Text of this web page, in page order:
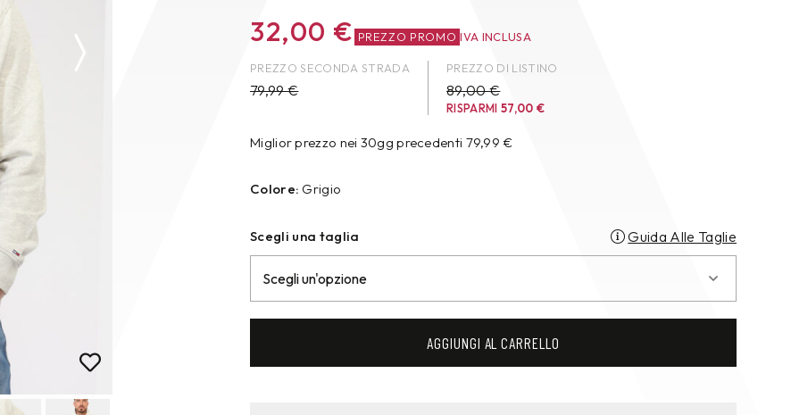
32,00 € PREZZO PROMO IVA INCLUSA
PREZZO SECONDA STRADA
79,99€
PREZZO DI LISTINO
89,00 €
RISPARMI57,00€
Miglior prezzo nei 30gg precedenti 79,99€
Colore: Grigio
Scegli una taglia Guida Alle Taglie
AGGIUNGI AL CARRELLO